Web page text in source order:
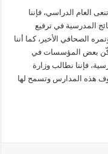
العام الدراسي، فإننا
المدرسية في ترفيع
الصحافي الأخير، كما أننا
بعض المؤسسات في
فإننا نطالب وزارة
هذه المدارس وتسمح لها